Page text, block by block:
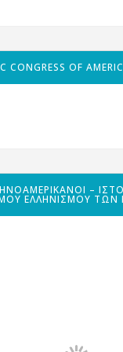
CONGRESS OF
–
ΕΛΛΗΝΙΣΜΟΎ ΤΩΝ